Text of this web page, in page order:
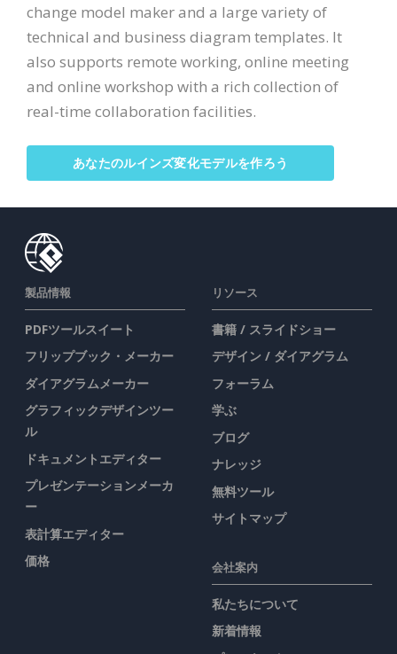
change model maker and a large variety of
technical and business diagram templates. It
also supports remote working, online meeting
and online workshop with a rich collection of
real-time collaboration facilities.
あなたのルインズ変化モデルを作ろう
製品情報
PDFツールスイート
フリップブック・メーカー
ダイアグラムメーカー
グラフィックデザインツー
ル
ドキュメントエディター
プレゼンテーションメーカ
ー
表計算エディター
価格
リソース
書籍 / スライドショー
デザイン / ダイアグラム
フォーラム
学ぶ
ブログ
ナレッジ
無料ツール
サイトマップ
会社案内
私たちについて
新着情報